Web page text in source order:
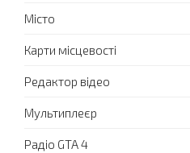
Місто
Карти місцевості
Редактор відео
Мультиплеєр
Радіо GTA 4